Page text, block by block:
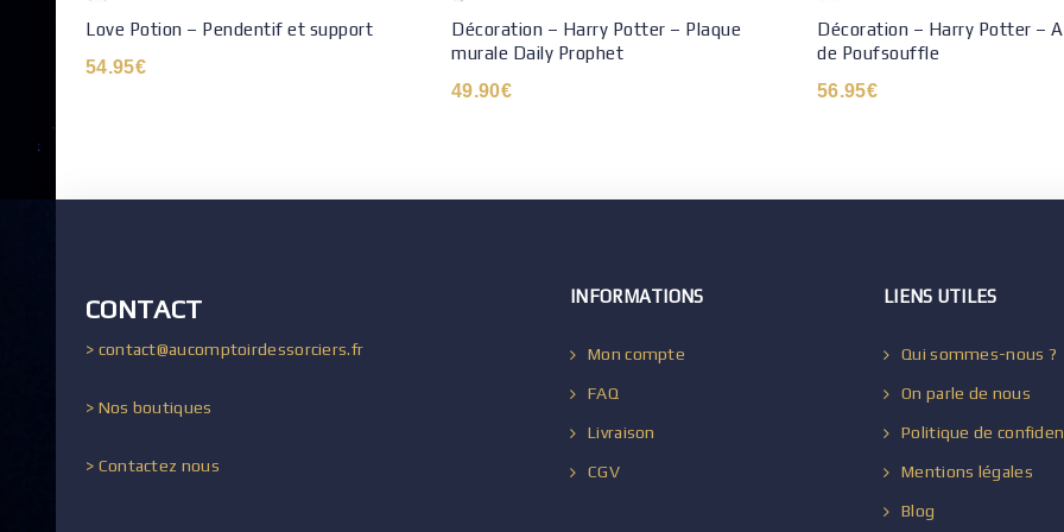
Love Potion – Pendentif et support
54.95€
Décoration – Harry Potter – Plaque
murale Daily Prophet
49.90€
Décoration – Harry Potter –
de Poufsouffle
56.95€
CONTACT
> contact@aucomptoirdessorciers.fr
> Nos boutiques
> Contactez nous
INFORMATIONS
Mon compte
FAQ
Livraison
CGV
LIENS UTILES
Qui sommes-nous ?
On parle de nous
Politique de
Mentions légales
Blog